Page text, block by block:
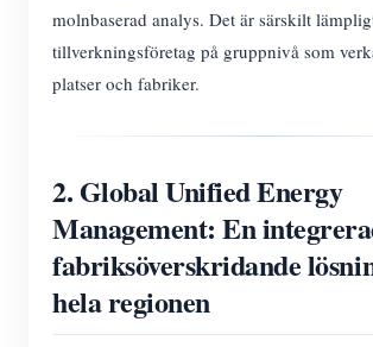
molnbaserad analys. Det är särskilt
tillverkningsföretag på gruppnivå som
platser och fabriker.
2. Global Unified Energy
Management: En
fabriksöverskridande
hela regionen